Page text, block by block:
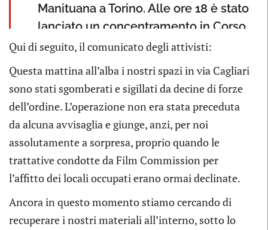
Manituana a Torino. Alle ore 18 è stato
lanciato un concentramento in Corso
Verona contro lo sgombero e per
Pubblicato daDINAMOpresssu
mercoledì 16 maggio 2018
Qui di seguito, il comunicato degli attivisti:
Questa mattina all’alba i nostri spazi in via Cagliari
sono stati sgomberati e sigillati da decine di forze
dell’ordine. L’operazione non era stata preceduta
da alcuna avvisaglia e giunge, anzi, per noi
assolutamente a sorpresa, proprio quando le
trattative condotte da Film Commission per
l’affitto dei locali occupati erano ormai declinate.
Ancora in questo momento stiamo cercando di
recuperare i nostri materiali all’interno, sotto lo